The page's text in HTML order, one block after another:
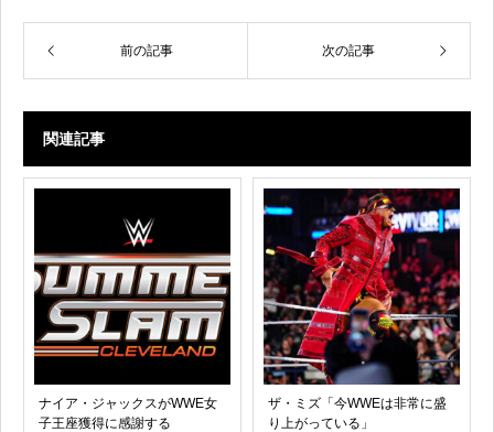
前の記事 次の記事
関連記事
ナイア・ジャックスがWWE女
子王座獲得に感謝する
ザ・ミズ「今WWEは非常に盛
り上がっている」